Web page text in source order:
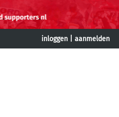
inloggen aanmelden